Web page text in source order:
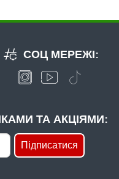
В наявності
FF-22 №10
ТА АКЦІЯМИ:
Підписатися
СОЦ МЕРЕЖІ: